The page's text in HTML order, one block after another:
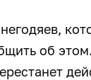
об